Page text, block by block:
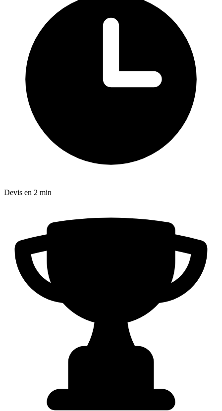
Devis en 2 min